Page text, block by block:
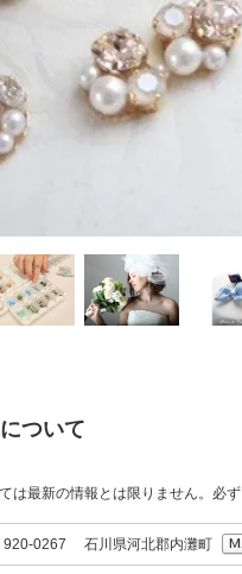
ついて
最新の情報とは限りません。必
920-0267 石川県河北郡内灘町